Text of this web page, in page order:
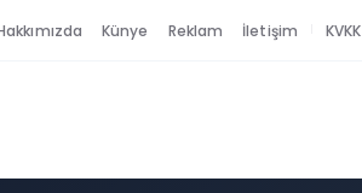
Künye Reklam İletişim KVKK